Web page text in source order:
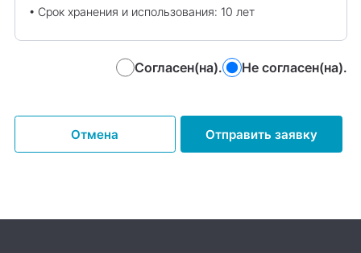
• Срок хранения и использования: 10 лет
персональных данных, однако в этом случае запись
Согласен(на). Не согласен(на).
Отмена Отправить заявку